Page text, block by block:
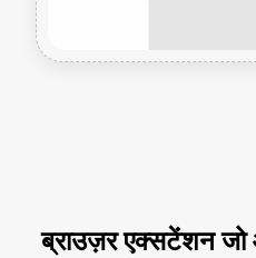
ब्राउज़र एक्सटेंशन